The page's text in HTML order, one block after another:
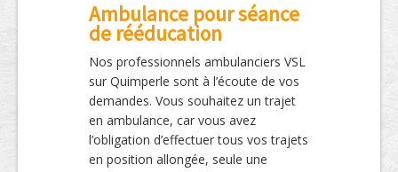
Ambulance pour séance
de rééducation
Nos professionnels ambulanciers VSL
sur Quimperle sont à l’écoute de vos
demandes. Vous souhaitez un trajet
en ambulance, car vous avez
l’obligation d’effectuer tous vos trajets
en position allongée, seule une